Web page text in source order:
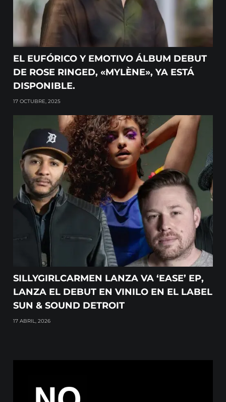
EL EUFÓRICO Y EMOTIVO ÁLBUM DEBUT
DE ROSE RINGED, «MYLÈNE», YA ESTÁ
DISPONIBLE.
17 OCTUBRE, 2025
SILLYGIRLCARMEN LANZA VA ‘EASE’ EP,
LANZA EL DEBUT EN VINILO EN EL LABEL
SUN & SOUND DETROIT
17 ABRIL, 2026